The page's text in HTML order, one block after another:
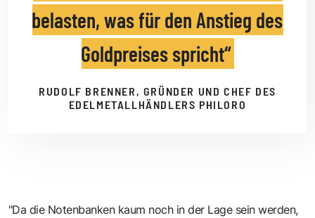
belasten, was für den Anstieg des
Goldpreises spricht
RUDOLF BRENNER, GRÜNDER UND CHEF DES
EDELMETALLHÄNDLERS PHILORO
"Da die Notenbanken kaum noch in der Lage sein werden,